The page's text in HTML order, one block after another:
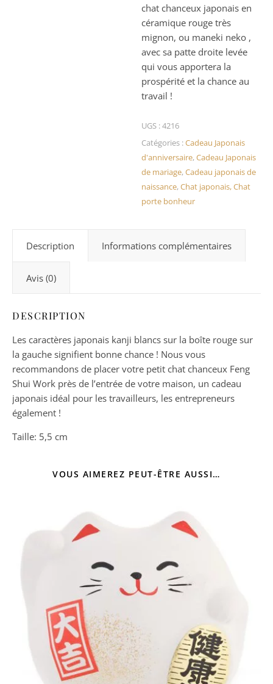
chat chanceux japonais en
céramique rouge très
mignon, ou maneki neko ,
avec sa patte droite levée
qui vous apportera la
prospérité et la chance au
travail !
UGS :4216
Catégories :Cadeau Japonais
d'anniversaire,Cadeau Japonais
de mariage,Cadeau japonais de
naissance,Chat japonais, Chat
porte bonheur
Description Informations complémentaires
Avis (0)
DESCRIPTION
Les caractères japonais kanji blancs sur la boîte rouge sur
la gauche signifient bonne chance ! Nous vous
recommandons de placer votre petit chat chanceux Feng
Shui Work près de l’entrée de votre maison, un cadeau
japonais idéal pour les travailleurs, les entrepreneurs
également !
Taille: 5,5 cm
VOUS AIMEREZ PEUT-ÊTRE AUSSI…